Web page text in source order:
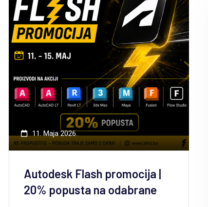
11. Maja 2026.
Autodesk Flash promocija |
20% popusta na odabrane